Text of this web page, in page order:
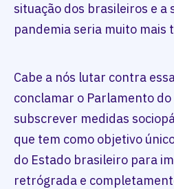
situação dos brasileiros e a
pandemia seria muito mais
Cabe a nós lutar contra
conclamar o Parlamento do
subscrever medidas
que tem como objetivo
do Estado brasileiro para
retrógrada e